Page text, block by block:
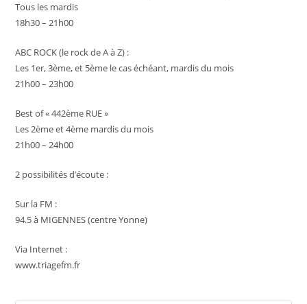
Tous les mardis
18h30 – 21h00
ABC ROCK (le rock de A à Z) :
Les 1er, 3ème, et 5ème le cas échéant, mardis du mois
21h00 – 23h00
Best of « 442ème RUE »
Les 2ème et 4ème mardis du mois
21h00 – 24h00
2 possibilités d’écoute :
Sur la FM :
94.5 à MIGENNES (centre Yonne)
Via Internet :
www.triagefm.fr